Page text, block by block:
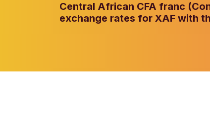
Central African CFA franc
exchange rates for XAF with